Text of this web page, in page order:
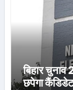
बिहार
छपेगा